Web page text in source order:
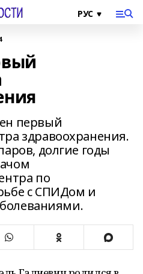
первый
здравоохранения.
долгие годы
по
с СПИДом и